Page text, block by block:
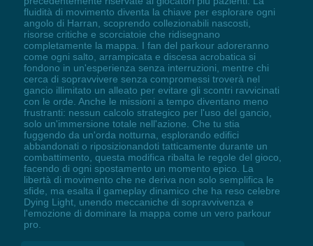
fluidità di movimento diventa la chiave per esplorare ogni
angolo di Harran, scoprendo collezionabili nascosti,
risorse critiche e scorciatoie che ridisegnano
completamente la mappa. I fan del parkour adoreranno
come ogni salto, arrampicata e discesa acrobatica si
fondono in un'esperienza senza interruzioni, mentre chi
cerca di sopravvivere senza compromessi troverà nel
gancio illimitato un alleato per evitare gli scontri ravvicinati
con le orde. Anche le missioni a tempo diventano meno
frustranti: nessun calcolo strategico per l'uso del gancio,
solo un'immersione totale nell'azione. Che tu stia
fuggendo da un'orda notturna, esplorando edifici
abbandonati o riposizionandoti tatticamente durante un
combattimento, questa modifica ribalta le regole del gioco,
facendo di ogni spostamento un momento epico. La
libertà di movimento che ne deriva non solo semplifica le
sfide, ma esalta il gameplay dinamico che ha reso celebre
Dying Light, unendo meccaniche di sopravvivenza e
l'emozione di dominare la mappa come un vero parkour
pro.